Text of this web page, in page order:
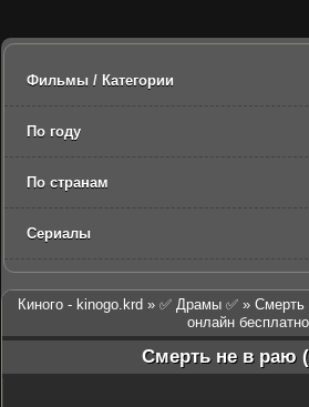
Фильмы / Категории
По году
По странам
Сериалы
Киного - kinogo.krd » ✅ Драмы ✅ » Смерть
онлайн бесплатно
Смерть не в раю